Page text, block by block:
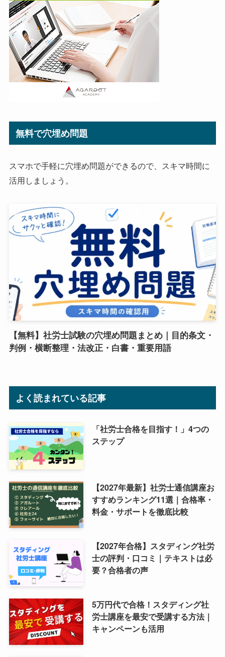
無料で穴埋め問題
スマホで手軽に穴埋め問題ができるので、スキマ時間に
活用しましょう。
【無料】社労士試験の穴埋め問題まとめ｜目的条文・
判例・横断整理・法改正・白書・重要用語
よく読まれている記事
「社労士合格を目指す！」4つの
ステップ
【2027年最新】社労士通信講座お
すすめランキング11選｜合格率・
料金・サポートを徹底比較
【2027年合格】スタディング社労
士の評判・口コミ｜テキストは必
要？合格者の声
5万円代で合格！スタディング社
労士講座を最安で受講する方法｜
キャンペーンも活用